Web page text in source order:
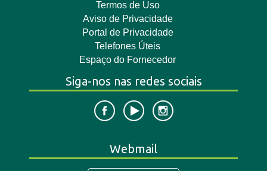
Termos de Uso
Aviso de Privacidade
Portal de Privacidade
Telefones Úteis
Espaço do Fornecedor
Siga-nos nas redes sociais
Webmail